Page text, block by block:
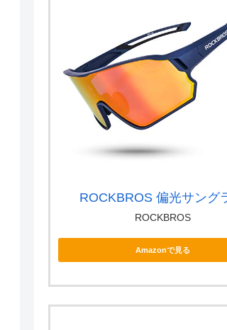
ROCKBROS 偏光サング
ROCKBROS
Amazonで見る